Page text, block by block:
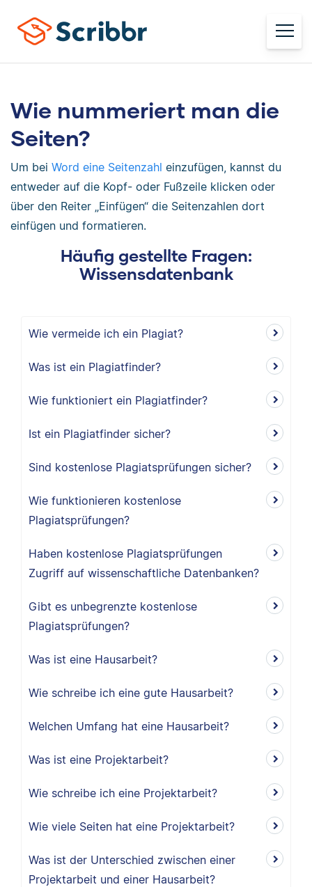
Wie nummeriert man die
Seiten?
Um bei Word eine Seitenzahl einzufügen, kannst du
entweder auf die Kopf- oder Fußzeile klicken oder
über den Reiter „Einfügen“ die Seitenzahlen dort
einfügen und formatieren.
Häufig gestellte Fragen:
Wissensdatenbank
Wie vermeide ich ein Plagiat?
Was ist ein Plagiatfinder?
Wie funktioniert ein Plagiatfinder?
Ist ein Plagiatfinder sicher?
Sind kostenlose Plagiatsprüfungen sicher?
Wie funktionieren kostenlose
Plagiatsprüfungen?
Haben kostenlose Plagiatsprüfungen
Zugriff auf wissenschaftliche Datenbanken?
Gibt es unbegrenzte kostenlose
Plagiatsprüfungen?
Was ist eine Hausarbeit?
Wie schreibe ich eine gute Hausarbeit?
Welchen Umfang hat eine Hausarbeit?
Was ist eine Projektarbeit?
Wie schreibe ich eine Projektarbeit?
Wie viele Seiten hat eine Projektarbeit?
Was ist der Unterschied zwischen einer
Projektarbeit und einer Hausarbeit?